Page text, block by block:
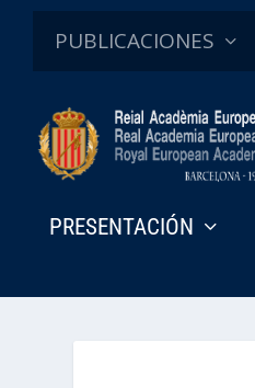
PUBLICACIONES
PRESENTACIÓN